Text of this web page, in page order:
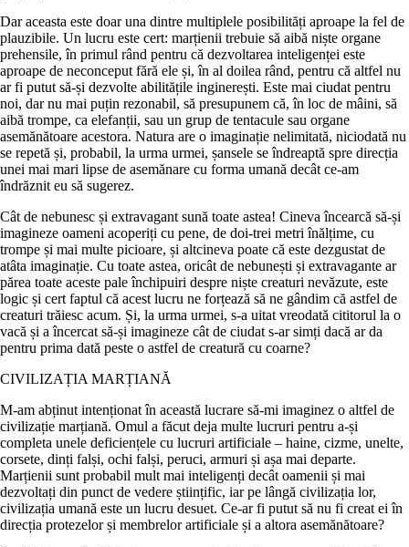
Dar aceasta este doar una dintre multiplele posibilități aproape la fel de
plauzibile. Un lucru este cert: marțienii trebuie să aibă niște organe
prehensile, în primul rând pentru că dezvoltarea inteligenței este
aproape de neconceput fără ele și, în al doilea rând, pentru că altfel nu
ar fi putut să-și dezvolte abilitățile inginerești. Este mai ciudat pentru
noi, dar nu mai puțin rezonabil, să presupunem că, în loc de mâini, să
aibă trompe, ca elefanții, sau un grup de tentacule sau organe
asemănătoare acestora. Natura are o imaginație nelimitată, niciodată nu
se repetă și, probabil, la urma urmei, șansele se îndreaptă spre direcția
unei mai mari lipse de asemănare cu forma umană decât ce-am
îndrăznit eu să sugerez.
Cât de nebunesc și extravagant sună toate astea! Cineva încearcă să-și
imagineze oameni acoperiți cu pene, de doi-trei metri înălțime, cu
trompe și mai multe picioare, și altcineva poate că este dezgustat de
atâta imaginație. Cu toate astea, oricât de nebunești și extravagante ar
părea toate aceste pale închipuiri despre niște creaturi nevăzute, este
logic și cert faptul că acest lucru ne forțează să ne gândim că astfel de
creaturi trăiesc acum. Și, la urma urmei, s-a uitat vreodată cititorul la o
vacă și a încercat să-și imagineze cât de ciudat s-ar simți dacă ar da
pentru prima dată peste o astfel de creatură cu coarne?
CIVILIZAȚIA MARȚIANĂ
M-am abținut intenționat în această lucrare să-mi imaginez o altfel de
civilizație marțiană. Omul a făcut deja multe lucruri pentru a-și
completa unele deficiențele cu lucruri artificiale – haine, cizme, unelte,
corsete, dinți falși, ochi falși, peruci, armuri și așa mai departe.
Marțienii sunt probabil mult mai inteligenți decât oamenii și mai
dezvoltați din punct de vedere științific, iar pe lângă civilizația lor,
civilizația umană este un lucru desuet. Ce-ar fi putut să nu fi creat ei în
direcția protezelor și membrelor artificiale și a altora asemănătoare?